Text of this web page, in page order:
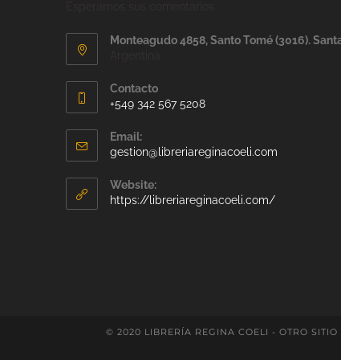
Monteagudo 4858, Santo Tomé (3016).
Contacto
+549 342 567 5208
Email:
gestion@libreriareginacoeli.com
Website:
https://libreriareginacoeli.com/
© 2020 LIBRERÍA REGINA COELI - OTRO SITIO